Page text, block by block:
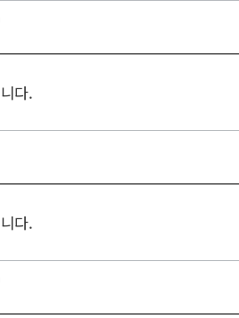
다.
다.